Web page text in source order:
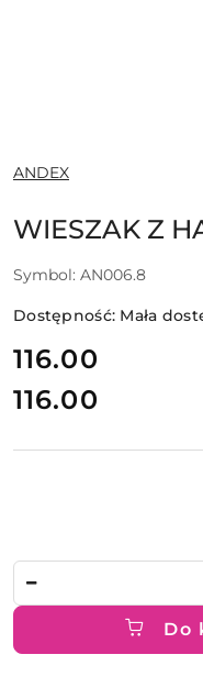
NAZWA
PRODUCENTA:
ANDEX
WIESZAK Z
Symbol: AN006.8
Dostępność: Mała
cena:
116.00
Cena:
116.00
Do